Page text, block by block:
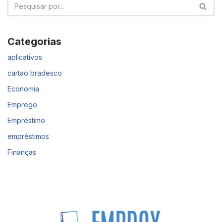
Categorias
aplicativos
cartao bradesco
Economia
Emprego
Empréstimo
empréstimos
Finanças